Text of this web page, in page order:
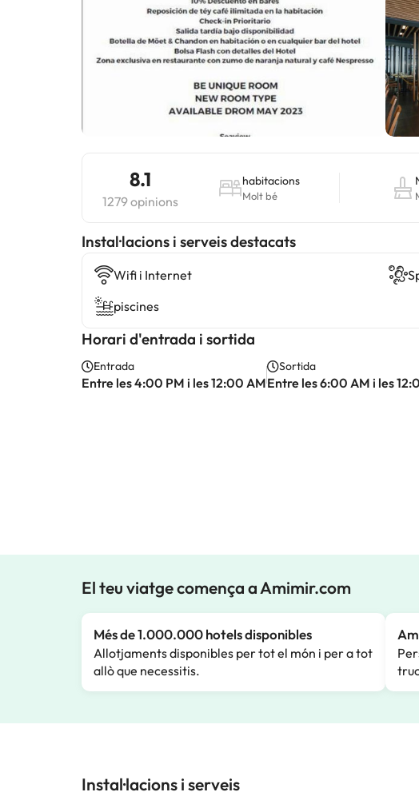
8.1
1279 opinions
habitacions
Molt bé
Instal·lacions i serveis destacats
Wifi i Internet
piscines
Horari d'entrada i sortida
Entrada
Entre les 4:00 PM i les 12:00 AM
Sortida
Entre les 6:00 AM i les
El teu viatge comença a Amimir.com
Més de 1.000.000 hotels disponibles
Allotjaments disponibles per tot el món i per a tot
allò que necessitis.
Instal·lacions i serveis